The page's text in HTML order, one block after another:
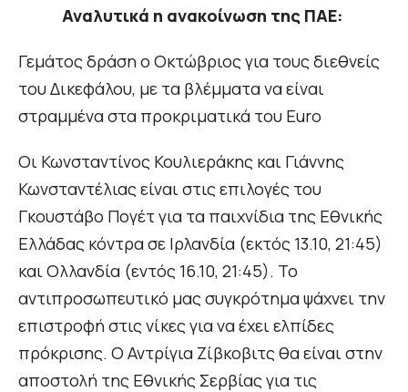
Αναλυτικά η ανακοίνωση της ΠΑΕ:
Γεμάτος δράση ο Οκτώβριος για τους διεθνείς
του Δικεφάλου, με τα βλέμματα να είναι
στραμμένα στα προκριματικά του Euro
Οι Κωνσταντίνος Κουλιεράκης και Γιάννης
Κωνσταντέλιας είναι στις επιλογές του
Γκουστάβο Πογέτ για τα παιχνίδια της Εθνικής
Ελλάδας κόντρα σε Ιρλανδία (εκτός 13.10, 21:45)
και Ολλανδία (εντός 16.10, 21:45). Το
αντιπροσωπευτικό μας συγκρότημα ψάχνει την
επιστροφή στις νίκες για να έχει ελπίδες
πρόκρισης. Ο Αντρίγια Ζίβκοβιτς θα είναι στην
αποστολή της Εθνικής Σερβίας για τις